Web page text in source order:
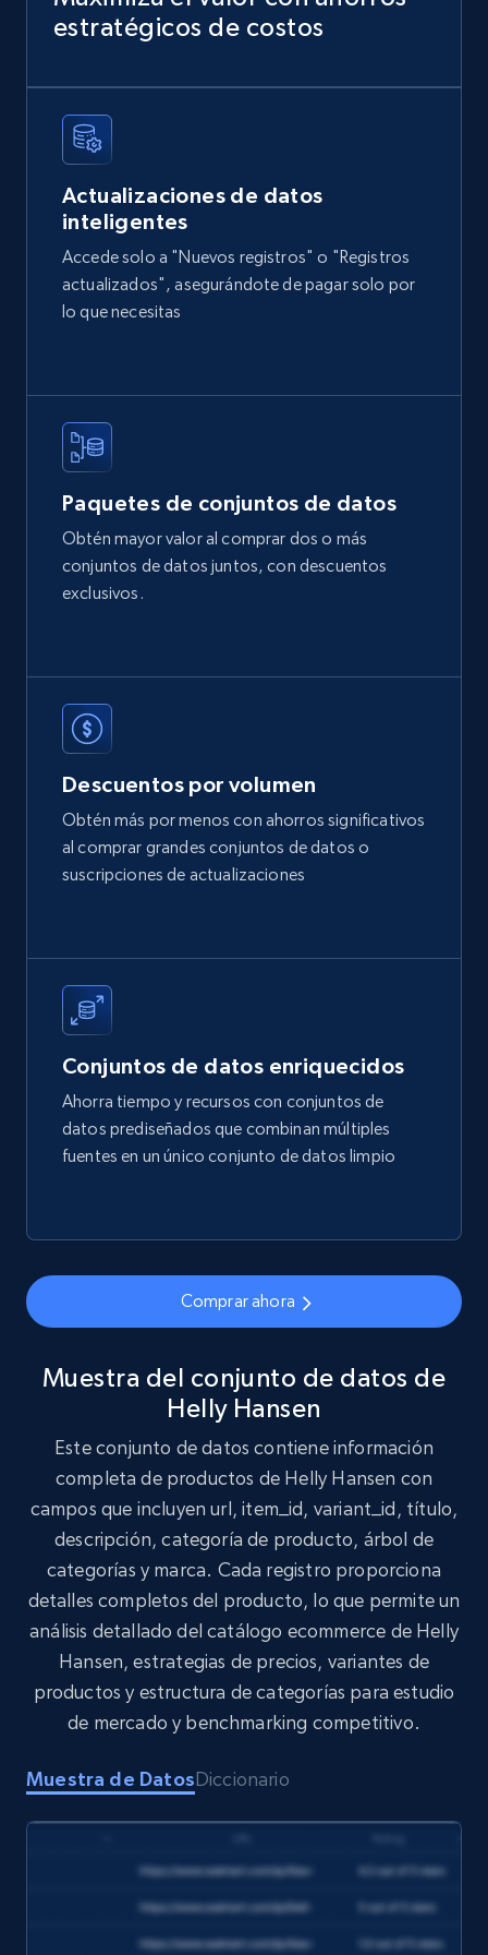
Sku, Product id, Product name, Manufacturer,
and more.
eCommerce
2.1K+
Amazon products global dataset
Title, Seller name, Brand, Description, Initial
Etsy
price, and more.
eCommerce
323+
price, Final price, Final price high, Currency, and
more.
254+
price, Currency, Sold, and more.
181+
Target
URL, Product id, Title, Product description,
Rating, Reviews count, Initial price, Discount,
and more.
eCommerce
1.3K+ 176+ Buy Now
Amazon Walmart
URL, Title amazon, Seller name amazon, Brand
amazon, Currency amazon, Availability amazon,
estratégicos de costos
Actualizaciones de datos
inteligentes
Accede solo a "Nuevos registros" o "Registros
actualizados", asegurándote de pagar solo por
lo que necesitas
Paquetes de conjuntos de datos
Obtén mayor valor al comprar dos o más
conjuntos de datos juntos, con descuentos
exclusivos.
Descuentos por volumen
Obtén más por menos con ahorros significativos
al comprar grandes conjuntos de datos o
suscripciones de actualizaciones
Conjuntos de datos enriquecidos
Ahorra tiempo y recursos con conjuntos de
datos prediseñados que combinan múltiples
fuentes en un único conjunto de datos limpio
Comprar ahora
Muestra del conjunto de datos de
Helly Hansen
Este conjunto de datos contiene información
completa de productos de Helly Hansen con
campos que incluyen url, item_id, variant_id, título,
descripción, categoría de producto, árbol de
categorías y marca. Cada registro proporciona
detalles completos del producto, lo que permite un
análisis detallado del catálogo ecommerce de Helly
Hansen, estrategias de precios, variantes de
productos y estructura de categorías para estudio
de mercado y benchmarking competitivo.
Muestra de DatosDiccionario